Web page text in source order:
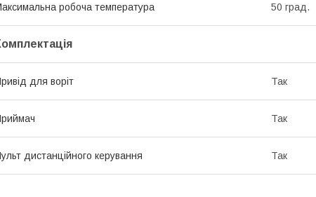
робоча температура 50 град.
для воріт Так
Так
дистанційного керування Так